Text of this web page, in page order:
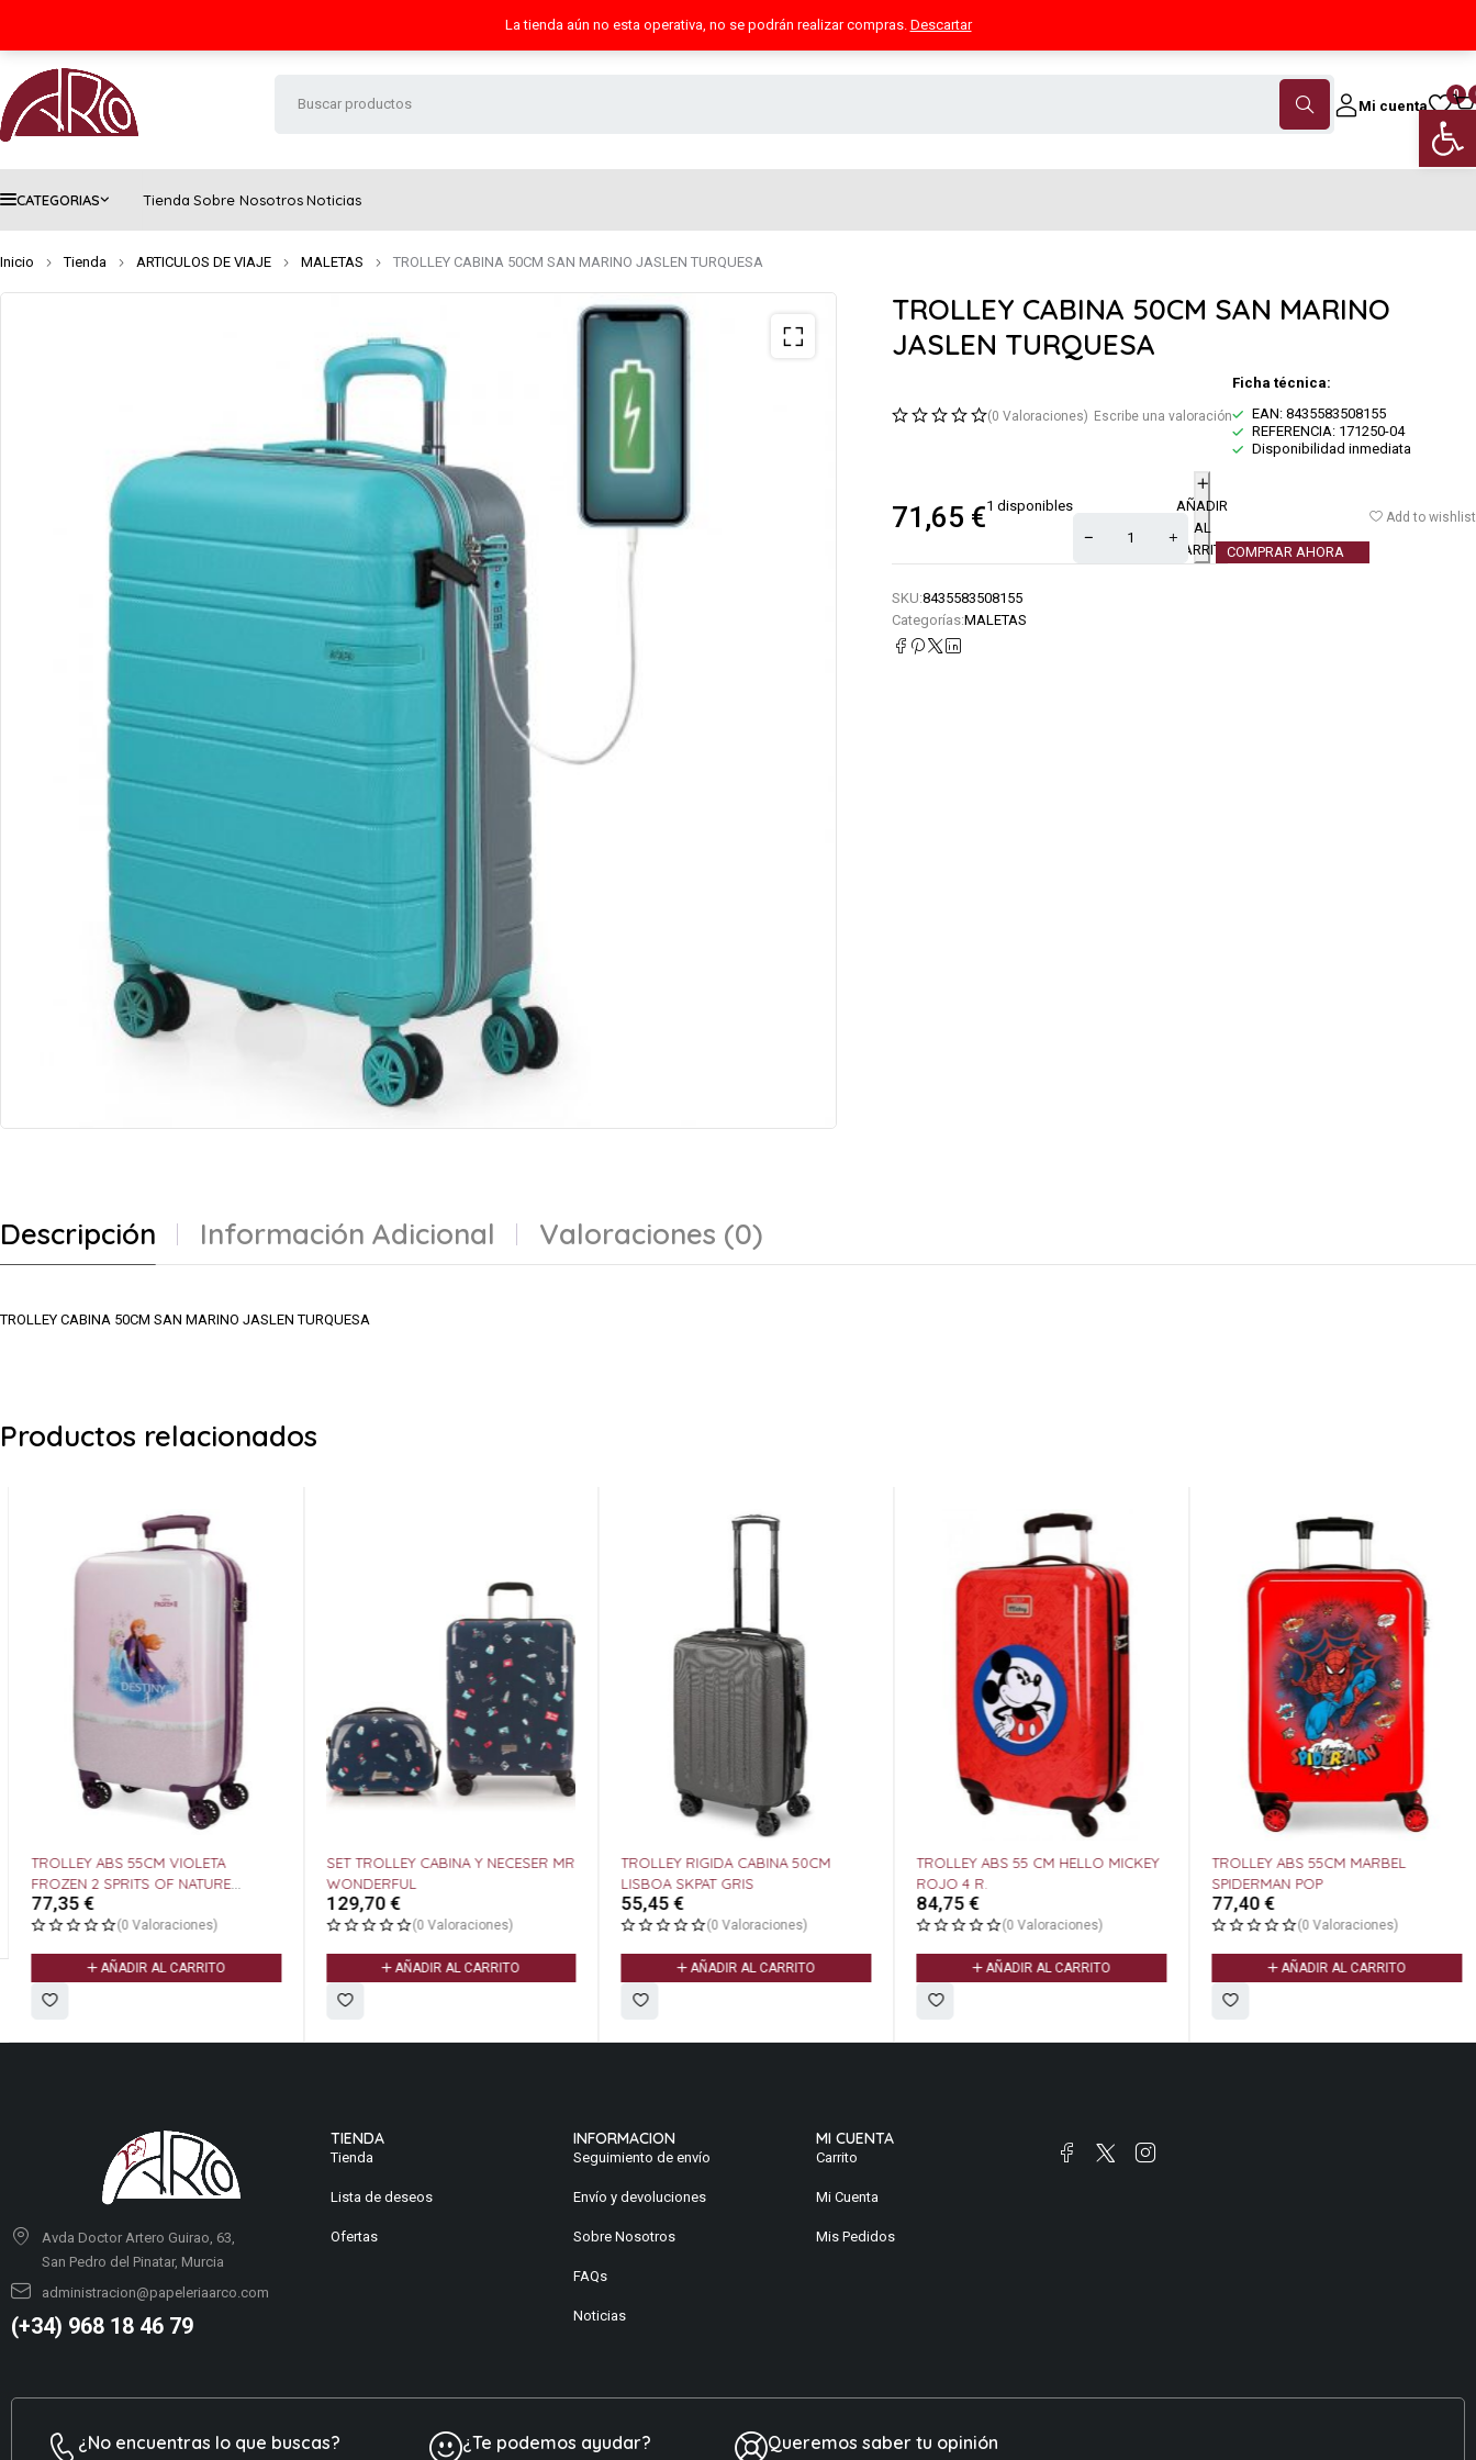
Abrir
La tienda aún no esta operativa, no se podrán realizar compras. Descartar
Mi cuenta
0
CATEGORIAS Tienda Sobre NosotrosNoticias
Inicio Tienda ARTICULOS DE VIAJE MALETAS TROLLEY CABINA 50CM SAN MARINO JASLEN TURQUESA
TROLLEY CABINA 50CM SAN MARINO
JASLEN TURQUESA
(0 Valoraciones) Escribe una valoración
Ficha técnica:
EAN: 8435583508155
REFERENCIA: 171250-04
Disponibilidad inmediata
71,65 €1 disponibles
AÑADIR
AL
CARRITOCOMPRAR AHORA
Add to wishlist
SKU:8435583508155
Categorías:MALETAS
Descripción Información Adicional Valoraciones (0)
TROLLEY CABINA 50CM SAN MARINO JASLEN TURQUESA
Productos relacionados
TROLLEY ABS 55CM VIOLETA
FROZEN 2 SPRITS OF NATURE
DISNEY
77,35€
(0 Valoraciones)
AÑADIR AL CARRITO
SET TROLLEY CABINA Y NECESER MR
WONDERFUL
129,70€
(0 Valoraciones)
AÑADIR AL CARRITO
TROLLEY RIGIDA CABINA 50CM
LISBOA SKPAT GRIS
55,45€
(0 Valoraciones)
AÑADIR AL CARRITO
TROLLEY ABS 55 CM HELLO MICKEY
ROJO 4 R.
84,75€
(0 Valoraciones)
AÑADIR AL CARRITO
TROLLEY ABS 55CM MARBEL
SPIDERMAN POP
77,40€
(0 Valoraciones)
AÑADIR AL CARRITO
Avda Doctor Artero Guirao, 63,
San Pedro del Pinatar, Murcia
administracion@papeleriaarco.com
(+34) 968 18 46 79
TIENDA
Tienda
Lista de deseos
Ofertas
INFORMACION
Seguimiento de envío
Envío y devoluciones
Sobre Nosotros
FAQs
Noticias
MI CUENTA
Carrito
Mi Cuenta
Mis Pedidos
¿No encuentras lo que buscas? ¿Te podemos ayudar? Queremos saber tu opinión